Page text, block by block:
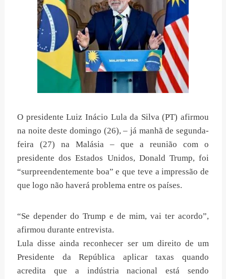
O presidente Luiz Inácio Lula da Silva (PT) afirmou
na noite deste domingo (26), – já manhã de segunda-
feira (27) na Malásia – que a reunião com o
presidente dos Estados Unidos, Donald Trump, foi
“surpreendentemente boa” e que teve a impressão de
que logo não haverá problema entre os países.
“Se depender do Trump e de mim, vai ter acordo”,
afirmou durante entrevista.
Lula disse ainda reconhecer ser um direito de um
Presidente da República aplicar taxas quando
acredita que a indústria nacional está sendo